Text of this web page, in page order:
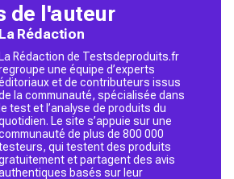
de l'auteur
La Rédaction
La Rédaction de Testsdeproduits.fr
une équipe d’experts
et de contributeurs issus
la communauté, spécialisée dans
le test et l’analyse de produits du
Le site s’appuie sur une
de plus de 800 000
qui testent des produits
et partagent des avis
basés sur leur